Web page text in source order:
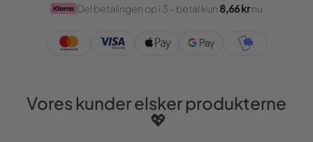
Del betalingen op i 3 – betal kun 8,66 krnu
Vores kunder elsker produkterne
💖